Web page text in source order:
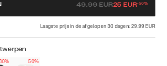
49.99EUR25 EUR-50%
Laagste prijs in de afgelopen 30 dagen: 29.99 EUR
50%